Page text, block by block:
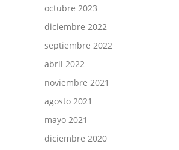
octubre 2023
diciembre 2022
septiembre 2022
abril 2022
noviembre 2021
agosto 2021
mayo 2021
diciembre 2020